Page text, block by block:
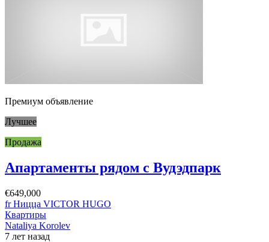
Премиум объявление
Лучшее
Продажа
Апартаменты рядом с Вудэдпарк
€649,000
fr Ницца VICTOR HUGO
Квартиры
Nataliya Korolev
7 лет назад